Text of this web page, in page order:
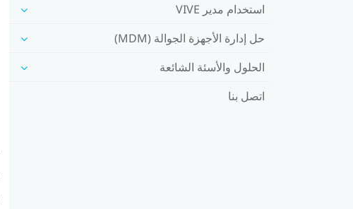
استخدام مدير VIVE
حل إدارة الأجهزة الجوالة (MDM)
الحلول والأسئة الشائعة
اتصل بنا